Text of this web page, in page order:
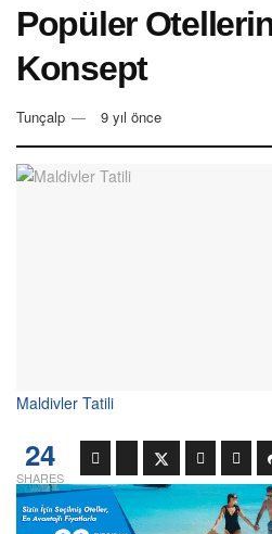
Popüler
Konsept
Tunçalp 9 yıl önce
Maldivler Tatili
24
SHARES